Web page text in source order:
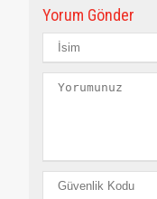
Yorum Gönder